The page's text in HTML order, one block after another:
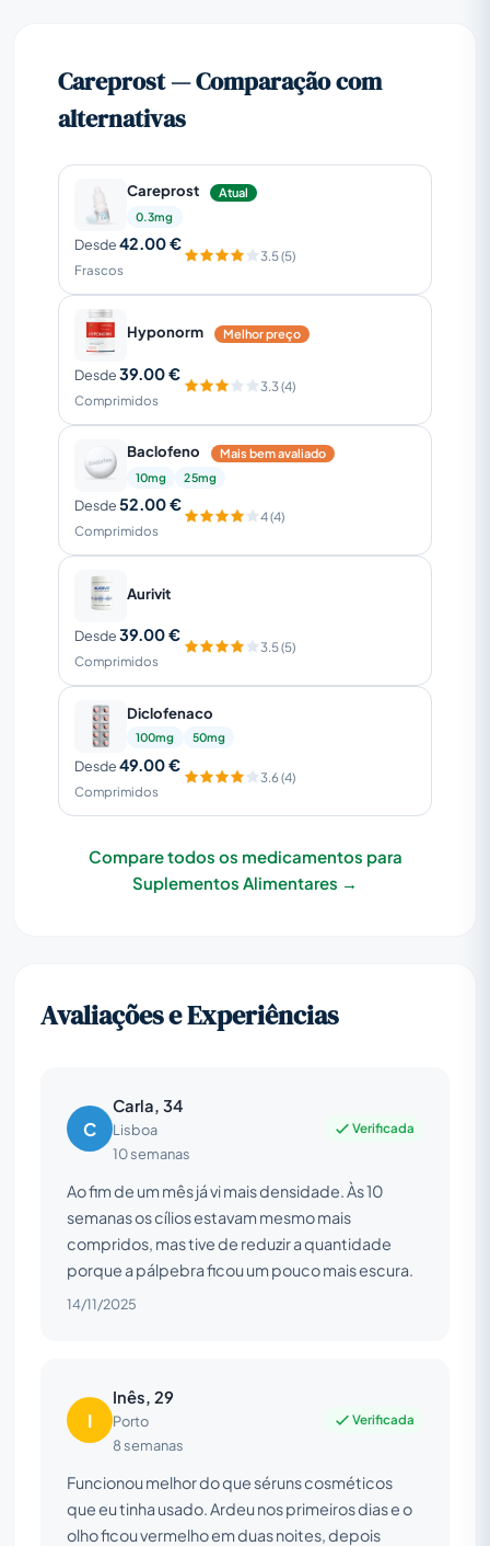
Careprost — Comparação com
alternativas
Careprost
Atual
0.3mg
Desde42.00 €
Frascos
3.5 (5)
Hyponorm Melhor preço
Desde39.00 €
Comprimidos
3.3 (4)
Baclofeno
Mais bem avaliado
10mg
25mg
Desde52.00 €
Comprimidos
4 (4)
Aurivit
Desde39.00 €
Comprimidos
3.5 (5)
Diclofenaco
100mg 50mg
Desde49.00 €
Comprimidos
3.6 (4)
Compare todos os medicamentos para
Suplementos Alimentares →
Avaliações e Experiências
C
Carla, 34
Lisboa
10 semanas
Verificada
Ao fim de um mês já vi mais densidade. Às 10
semanas os cílios estavam mesmo mais
compridos, mas tive de reduzir a quantidade
porque a pálpebra ficou um pouco mais escura.
14/11/2025
I
Inês, 29
Porto
8 semanas
Verificada
Funcionou melhor do que séruns cosméticos
que eu tinha usado. Ardeu nos primeiros dias e o
olho ficou vermelho em duas noites, depois